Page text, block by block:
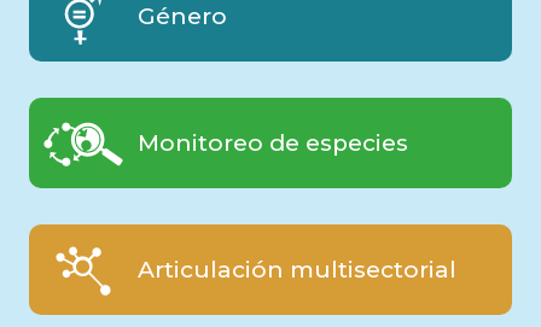
Género
Monitoreo de especies
Articulación multisectorial